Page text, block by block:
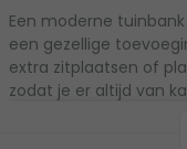
Een moderne
een gezellige
extra zitplaatsen of
zodat je er altijd van
de laatste